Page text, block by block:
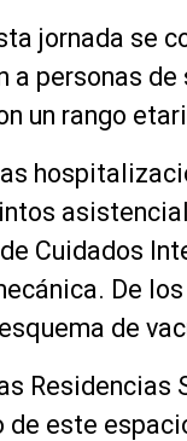
jornada se
a personas
un rango
Cuidados
De
de
Residencias
de este